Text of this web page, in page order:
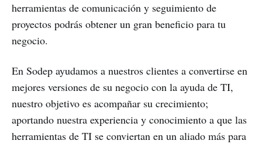
herramientas de comunicación y seguimiento de
proyectos podrás obtener un gran beneficio para tu
negocio.
En Sodep ayudamos a nuestros clientes a convertirse en
mejores versiones de su negocio con la ayuda de TI,
nuestro objetivo es acompañar su crecimiento;
aportando nuestra experiencia y conocimiento a que las
herramientas de TI se conviertan en un aliado más para